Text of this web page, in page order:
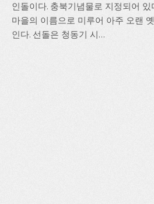
인돌이다. 충북기념물로 지정되어 있
마을의 이름으로 미루어 아주 오랜
인다. 선돌은 청동기 시...